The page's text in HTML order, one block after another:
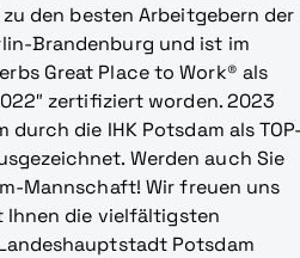
den besten Arbeitgebern der
Brandenburg und ist im
Great Place to Work® als
zertifiziert worden. 2023
durch die IHK Potsdam als
Werden auch Sie
Mannschaft! Wir freuen uns
Ihnen die vielfältigsten
Potsdam